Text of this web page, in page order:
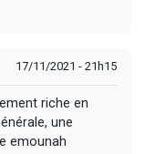
17/11/2021 - 21h15
riche en
une
emounah